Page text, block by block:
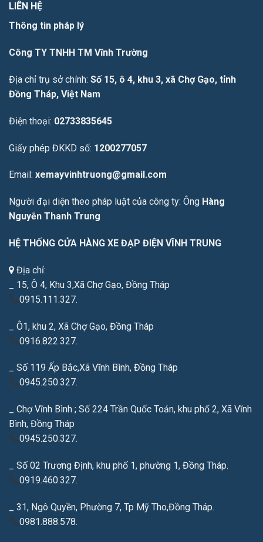
LIÊN HỆ
Thông tin pháp lý
Công TY TNHH TM Vĩnh Trường
Địa chỉ trụ sở chính: Số 15, ô 4, khu 3, xã Chợ Gạo, tỉnh
Đồng Tháp, Việt Nam
Điện thoại: 02733835645
Giấy phép ĐKKD số: 1200277057
Email: xemayvinhtruong@gmail.com
Người đại diện theo pháp luật của công ty: Ông Hàng
Nguyễn Thanh Trung
HỆ THỐNG CỬA HÀNG XE ĐẠP ĐIỆN VĨNH TRUNG
Địa chỉ:
_ 15, Ô 4, Khu 3,Xã Chợ Gạo, Đồng Tháp
0915.111.327.
_ Ô1, khu 2, Xã Chợ Gạo, Đồng Tháp
0916.822.327.
_ Số 119 Ấp Bắc,Xã Vĩnh Bình, Đồng Tháp
0945.250.327.
_ Chợ Vĩnh Bình ; Số 224 Trần Quốc Toản, khu phố 2, Xã Vĩnh
Bình, Đồng Tháp
0945.250.327.
_ Số 02 Trương Định, khu phố 1, phường 1, Đồng Tháp.
0919.460.327.
_ 31, Ngô Quyền, Phường 7, Tp Mỹ Tho,Đồng Tháp.
0981.888.578.